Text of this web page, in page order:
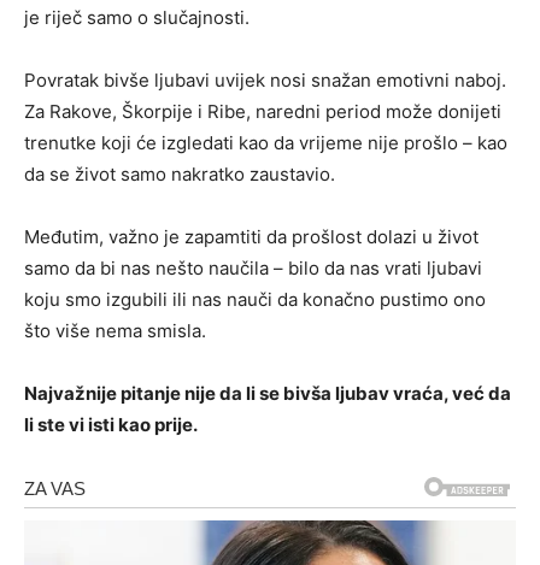
je riječ samo o slučajnosti.
Povratak bivše ljubavi uvijek nosi snažan emotivni naboj.
Za Rakove, Škorpije i Ribe, naredni period može donijeti
trenutke koji će izgledati kao da vrijeme nije prošlo – kao
da se život samo nakratko zaustavio.
Međutim, važno je zapamtiti da prošlost dolazi u život
samo da bi nas nešto naučila – bilo da nas vrati ljubavi
koju smo izgubili ili nas nauči da konačno pustimo ono
što više nema smisla.
Najvažnije pitanje nije da li se bivša ljubav vraća, već da
li ste vi isti kao prije.